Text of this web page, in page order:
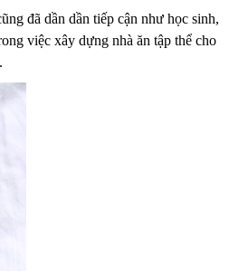
đã dần dần tiếp cận như học sinh,
việc xây dựng nhà ăn tập thể cho